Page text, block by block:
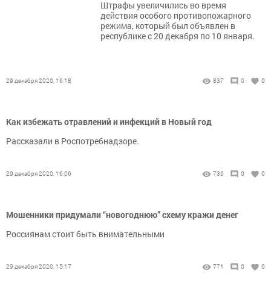
Штрафы увеличились во время
действия особого противопожарного
режима, который был объявлен в
республике с 20 декабря по 10 января.
29 декабря 2020, 16:18 837 0 0
Как избежать отравлений и инфекций в Новый год
Рассказали в Роспотребнадзоре.
29 декабря 2020, 16:06 736 0 0
Мошенники придумали “новогоднюю” схему кражи денег
Россиянам стоит быть внимательными
29 декабря 2020, 15:17 771 0 0